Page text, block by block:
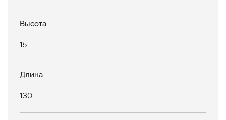
Высота
15
Длина
130